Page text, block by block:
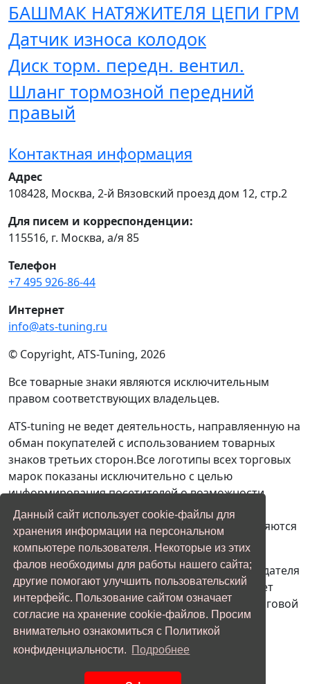
Данный сайт использует cookie-файлы для
хранения информации на персональном
компьютере пользователя. Некоторые из этих
фалов необходимы для работы нашего сайта;
другие помогают улучшить пользовательский
интерфейс. Пользование сайтом означает
согласие на хранение cookie-файлов. Просим
внимательно ознакомиться с Политикой
конфиденциальности. Подробнее
БАШМАК НАТЯЖИТЕЛЯ ЦЕПИ ГРМ
Датчик износа колодок
Диск торм. передн. вентил.
Шланг тормозной передний
правый
Контактная информация
Адрес
108428, Москва, 2-й Вязовский проезд дом 12, стр.2
Для писем и корреспонденции:
115516, г. Москва, а/я 85
Телефон
+7 495 926-86-44
Интернет
info@ats-tuning.ru
© Copyright, ATS-Tuning, 2026
Все товарные знаки являются исключительным
правом соответствующих владельцев.
ATS-tuning не ведет деятельность, направляенную на
обман покупателей с использованием товарных
знаков третьих сторон.Все логотипы всех торговых
марок показаны исключительно с целью
информирования посетителей о возможности
проведения ремонтых и сервисных работ с
автомобилями, производителями которых являются
владельцы торговых марок.
Если вы являетесь представителем правообладателя
какой-либо торговой марки, и вас не устраивает
наличие изображения логотипа указанной торговой
марки на нашем сайте, просьба обратиться по
адерсу info@ats-tuning.ru для урегулирования
спорной ситуации.